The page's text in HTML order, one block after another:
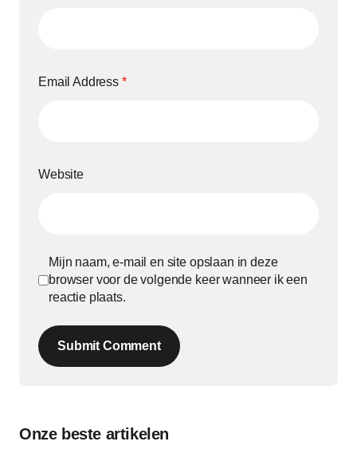
Email Address *
Website
Mijn naam, e-mail en site opslaan in deze
browser voor de volgende keer wanneer ik een
reactie plaats.
Submit Comment
Onze beste artikelen